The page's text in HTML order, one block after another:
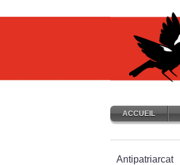
ACCUEIL
Antipatriarcat